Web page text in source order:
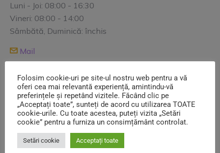
Luni - Joi: 08:00 - 16:30
Vineri: 08:00 - 14:00
Sâmbătă, Duminică: închis
Mail
comercial@salubrizare5.ro dispecerat@salubrizare5.ro
Informații utile
Contracte Utilizatori
Avize salubrizare
Folosim cookie-uri pe site-ul nostru web pentru a vă
oferi cea mai relevantă experiență, amintindu-vă
preferințele și repetând vizitele. Făcând clic pe
„Acceptați toate”, sunteți de acord cu utilizarea TOATE
cookie-urile. Cu toate acestea, puteți vizita „Setări
cookie” pentru a furniza un consimțământ controlat.
Setări cookie Acceptați toate